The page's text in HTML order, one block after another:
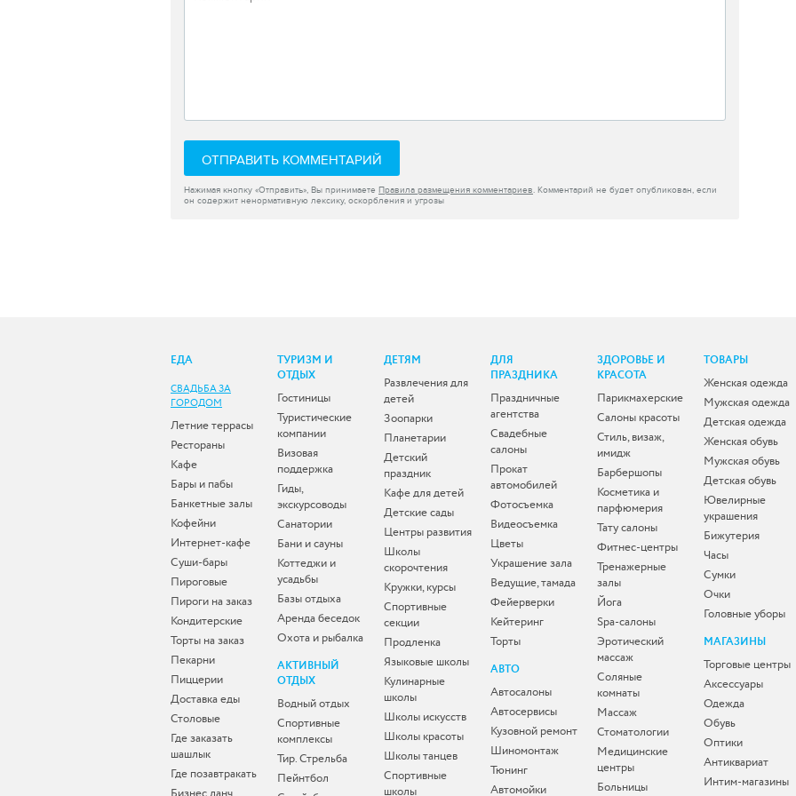
ОТПРАВИТЬ КОММЕНТАРИЙ
Нажимая кнопку «Отправить», Вы принимаете Правила размещения комментариев. Комментарий не будет опубликован, если
он содержит ненормативную лексику, оскорбления и угрозы
ЕДА
СВАДЬБА ЗА
ГОРОДОМ
Летние террасы
Рестораны
Кафе
Бары и пабы
Банкетные залы
Кофейни
Интернет-кафе
Суши-бары
Пироговые
Пироги на заказ
Кондитерские
Торты на заказ
Пекарни
Пиццерии
Доставка еды
Столовые
Где заказать
шашлык
Где позавтракать
ТУРИЗМ И
ОТДЫХ
Гостиницы
Туристические
компании
Визовая
поддержка
Гиды,
экскурсоводы
Санатории
Бани и сауны
Коттеджи и
усадьбы
Базы отдыха
Аренда беседок
Охота и рыбалка
АКТИВНЫЙ
ОТДЫХ
Водный отдых
Спортивные
комплексы
Тир. Стрельба
Пейнтбол
ДЕТЯМ
Развлечения для
детей
Зоопарки
Планетарии
Детский
праздник
Кафе для детей
Детские сады
Центры развития
Школы
скорочтения
Кружки, курсы
Спортивные
секции
Продленка
Языковые школы
Кулинарные
школы
Школы искусств
Школы красоты
Школы танцев
Спортивные
школы
ДЛЯ
ПРАЗДНИКА
Праздничные
агентства
Свадебные
салоны
Прокат
автомобилей
Фотосъемка
Видеосъемка
Цветы
Украшение зала
Ведущие, тамада
Фейерверки
Кейтеринг
Торты
АВТО
Автосалоны
Автосервисы
Кузовной ремонт
Шиномонтаж
Тюнинг
Автомойки
ЗДОРОВЬЕ И
КРАСОТА
Парикмахерские
Салоны красоты
Стиль, визаж,
имидж
Барбершопы
Косметика и
парфюмерия
Тату салоны
Фитнес-центры
Тренажерные
залы
Йога
Spa-салоны
Эротический
массаж
Соляные
комнаты
Массаж
Стоматологии
Медицинские
центры
Больницы
ТОВАРЫ
Женская одежда
Мужская одежда
Детская одежда
Женская обувь
Мужская обувь
Детская обувь
Ювелирные
украшения
Бижутерия
Часы
Сумки
Очки
Головные уборы
МАГАЗИНЫ
Торговые центры
Аксессуары
Одежда
Обувь
Оптики
Антиквариат
Интим-магазины